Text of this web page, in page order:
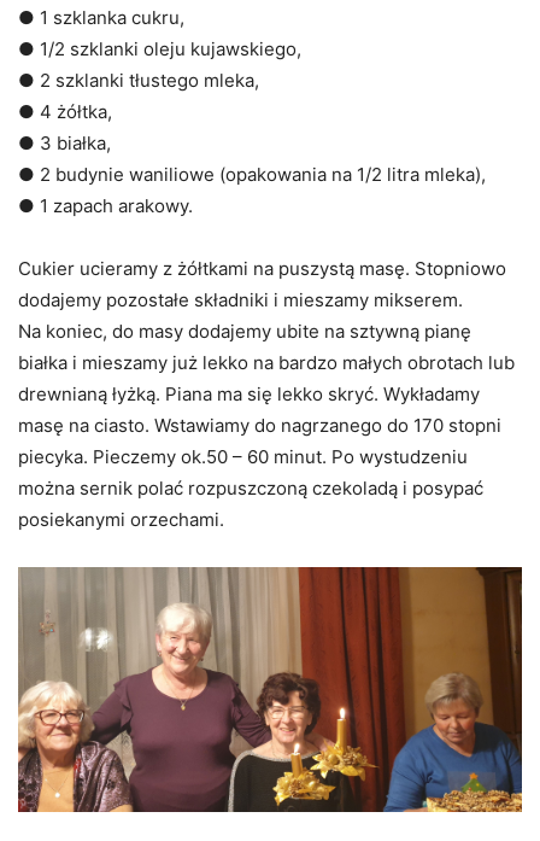
● 1 szklanka cukru,
● 1/2 szklanki oleju kujawskiego,
● 2 szklanki tłustego mleka,
● 4 żółtka,
● 3 białka,
● 2 budynie waniliowe (opakowania na 1/2 litra mleka),
● 1 zapach arakowy.
Cukier ucieramy z żółtkami na puszystą masę. Stopniowo
dodajemy pozostałe składniki i mieszamy mikserem.
Na koniec, do masy dodajemy ubite na sztywną pianę
białka i mieszamy już lekko na bardzo małych obrotach lub
drewnianą łyżką. Piana ma się lekko skryć. Wykładamy
masę na ciasto. Wstawiamy do nagrzanego do 170 stopni
piecyka. Pieczemy ok.50 – 60 minut. Po wystudzeniu
można sernik polać rozpuszczoną czekoladą i posypać
posiekanymi orzechami.